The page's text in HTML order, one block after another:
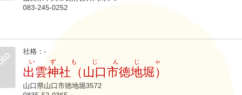
083-245-0252
社格：-
出雲神社（山口市徳地堀）
いずもじんじゃ
山口県山口市徳地堀3572